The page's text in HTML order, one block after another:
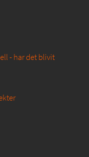
- har det blivit